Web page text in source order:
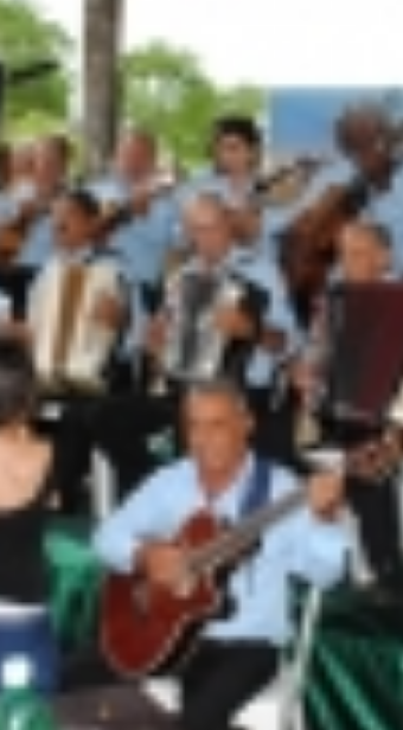
Homem é detido por violência
Polícia Militar recupera bicicleta furtada
Menos é Mais faz show gratuito hoje
PM recaptura dois foragidos em Rio
Rio Verde encara o Bom Jesus às 10h